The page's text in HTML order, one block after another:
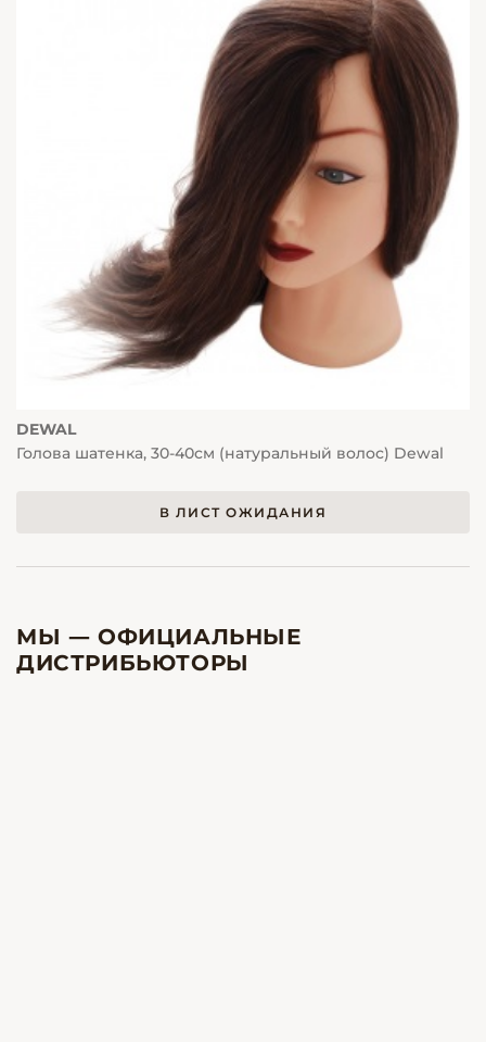
DEWAL
Голова шатенка, 30-40см (натуральный волос) Dewal
В ЛИСТ ОЖИДАНИЯ
МЫ — ОФИЦИАЛЬНЫЕ
ДИСТРИБЬЮТОРЫ